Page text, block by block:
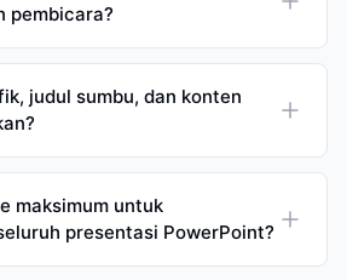
pembicara?
judul sumbu, dan konten
maksimum untuk
presentasi PowerPoint?